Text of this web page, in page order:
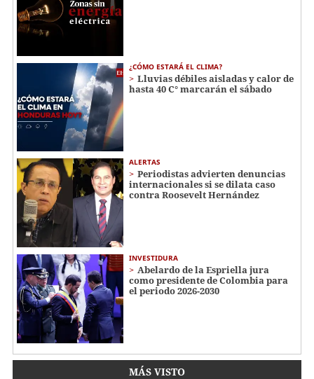
¿CÓMO ESTARÁ EL CLIMA?
Lluvias débiles aisladas y calor de
hasta 40 C° marcarán el sábado
ALERTAS
Periodistas advierten denuncias
internacionales si se dilata caso
contra Roosevelt Hernández
INVESTIDURA
Abelardo de la Espriella jura
como presidente de Colombia para
el periodo 2026-2030
MÁS VISTO